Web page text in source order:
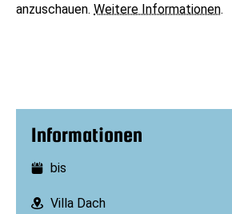
anzuschauen. Weitere Informationen.
Informationen
Datum:
bis
Ort:
Villa Dach